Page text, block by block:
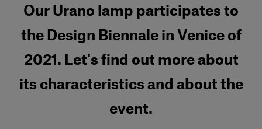
Our Urano lamp participates to
the Design Biennale in Venice of
2021. Let's find out more about
its characteristics and about the
event.